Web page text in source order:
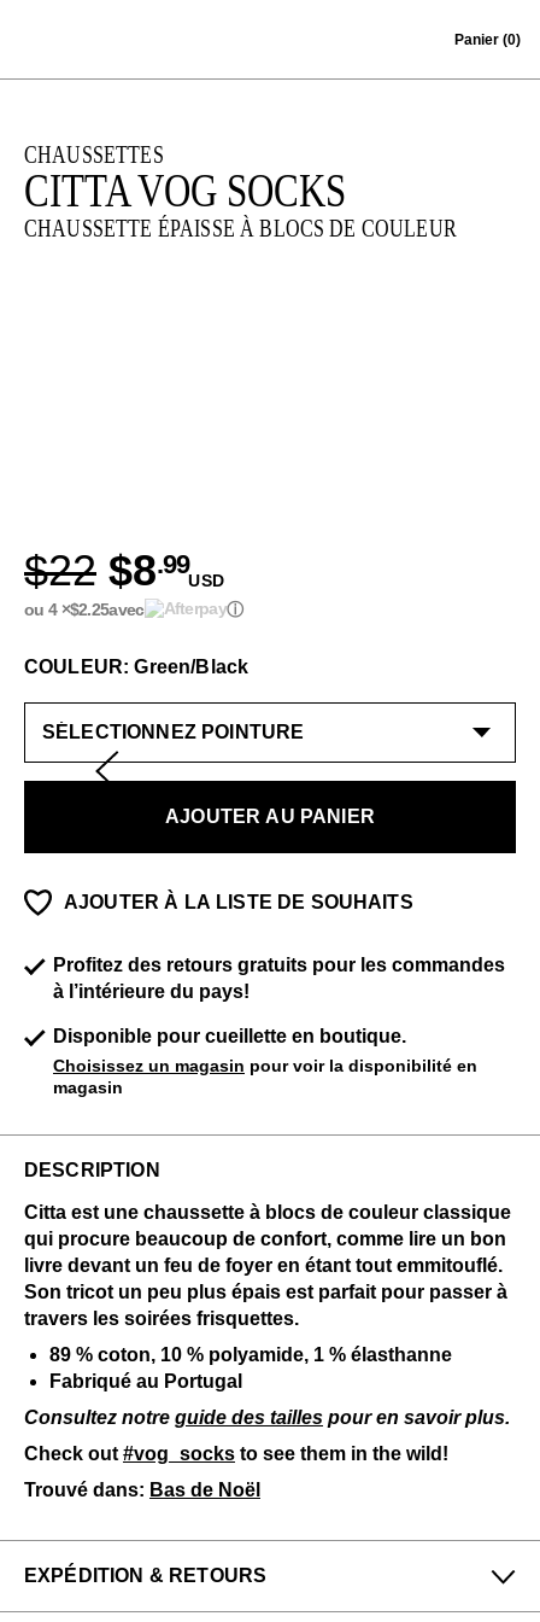
Panier (0)
CHAUSSETTES
CITTA VOG SOCKS
CHAUSSETTE ÉPAISSE À BLOCS DE COULEUR
$22 $8.99
USD
ou 4 ×$2.25avec ⓘ
COULEUR: Green/Black
AJOUTER AU PANIER
AJOUTER À LA LISTE DE SOUHAITS
Profitez des retours gratuits pour les commandes
à l’intérieure du pays!
Disponible pour cueillette en boutique.
Choisissez un magasin pour voir la disponibilité en
magasin
DESCRIPTION
Citta est une chaussette à blocs de couleur classique
qui procure beaucoup de confort, comme lire un bon
livre devant un feu de foyer en étant tout emmitouflé.
Son tricot un peu plus épais est parfait pour passer à
travers les soirées frisquettes.
89 % coton, 10 % polyamide, 1 % élasthanne
Fabriqué au Portugal
Consultez notre guide des tailles pour en savoir plus.
Check out #vog_socks to see them in the wild!
Trouvé dans: Bas de Noël
EXPÉDITION & RETOURS